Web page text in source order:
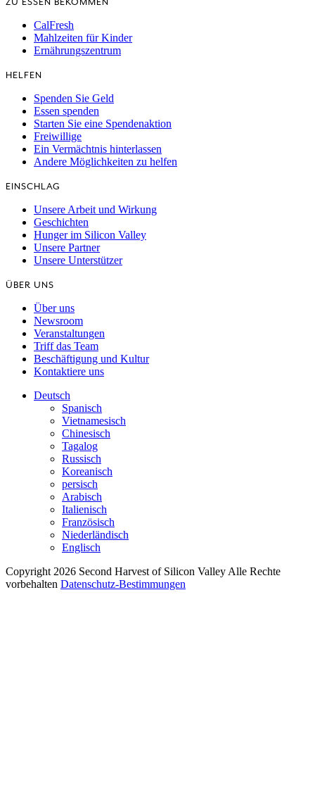
CalFresh
Mahlzeiten für Kinder
Ernährungszentrum
HELFEN
Spenden Sie Geld
Essen spenden
Starten Sie eine Spendenaktion
Freiwillige
Ein Vermächtnis hinterlassen
Andere Möglichkeiten zu helfen
EINSCHLAG
Unsere Arbeit und Wirkung
Geschichten
Hunger im Silicon Valley
Unsere Partner
Unsere Unterstützer
ÜBER UNS
Über uns
Newsroom
Veranstaltungen
Triff das Team
Beschäftigung und Kultur
Kontaktiere uns
Deutsch
Spanisch
Vietnamesisch
Chinesisch
Tagalog
Russisch
Koreanisch
persisch
Arabisch
Italienisch
Französisch
Niederländisch
Englisch
Copyright 2026 Second Harvest of Silicon Valley Alle Rechte
vorbehalten Datenschutz-Bestimmungen